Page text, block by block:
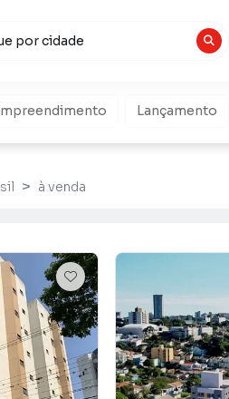
Lançamento
à venda